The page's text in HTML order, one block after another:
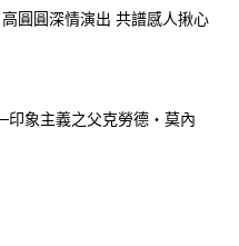
圓圓深情演出 共譜感人揪心
印象主義之父克勞德‧莫內